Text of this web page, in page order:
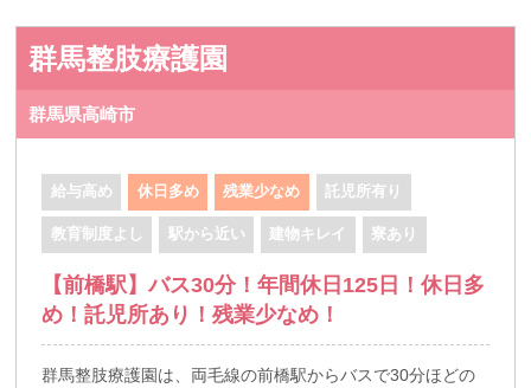
群馬整肢療護園
群馬県高崎市
給与高め 休日多め 残業少なめ 託児所有り
教育制度よし 駅から近い 建物キレイ 寮あり
【前橋駅】バス30分！年間休日125日！休日多
め！託児所あり！残業少なめ！
群馬整肢療護園は、両毛線の前橋駅からバスで30分ほどの